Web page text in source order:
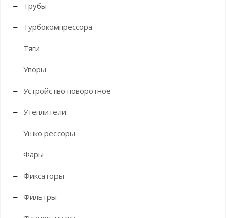
Трубы
Турбокомпрессора
Тяги
Упоры
Устройство поворотное
Утеплители
Ушко рессоры
Фары
Фиксаторы
Фильтры